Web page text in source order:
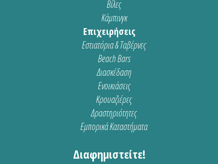
Βίλες
Κάμπινγκ
Επιχειρήσεις
Εστιατόρια & Ταβέρνες
Beach Bars
Διασκέδαση
Ενοικιάσεις
Κρουαζιέρες
Δραστηριότητες
Εμπορικά Καταστήματα
Διαφημιστείτε!